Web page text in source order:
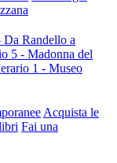
Randello a
5 - Madonna del
1 - Museo
Acquista le
Fai una